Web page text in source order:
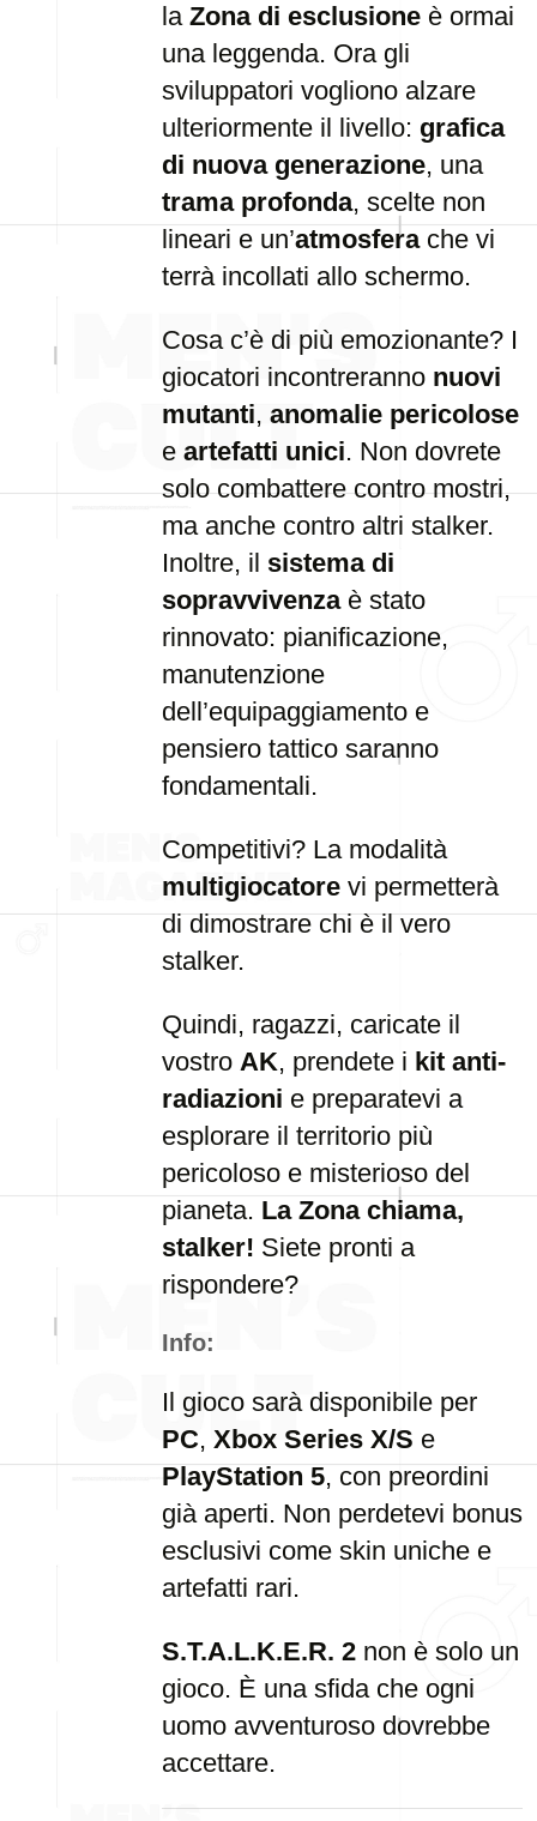
la Zona di esclusione è ormai
una leggenda. Ora gli
sviluppatori vogliono alzare
ulteriormente il livello: grafica
di nuova generazione, una
trama profonda, scelte non
lineari e un’atmosferache vi
terrà incollati allo schermo.
Cosa c’è di più emozionante? I
giocatori incontreranno nuovi
mutanti, anomalie pericolose
e artefatti unici. Non dovrete
solo combattere contro mostri,
ma anche contro altri stalker.
Inoltre, il sistema di
sopravvivenzaè stato
rinnovato: pianificazione,
manutenzione
dell’equipaggiamento e
pensiero tattico saranno
fondamentali.
Competitivi? La modalità
multigiocatore vi permetterà
di dimostrare chi è il vero
stalker.
Quindi, ragazzi, caricate il
vostro AK, prendete i kit anti-
radiazioni e preparatevi a
esplorare il territorio più
pericoloso e misterioso del
pianeta. La Zona chiama,
stalker! Siete pronti a
rispondere?
Info:
Il gioco sarà disponibile per
PC, Xbox Series X/S e
PlayStation 5, con preordini
già aperti. Non perdetevi bonus
esclusivi come skin uniche e
artefatti rari.
S.T.A.L.K.E.R. 2 non è solo un
gioco. È una sfida che ogni
uomo avventuroso dovrebbe
accettare.